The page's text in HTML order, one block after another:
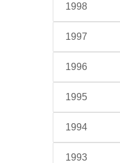
1998
1997
1996
1995
1994
1993